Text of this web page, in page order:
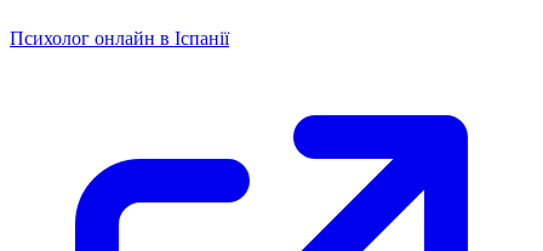
Психолог онлайн в Іспанії